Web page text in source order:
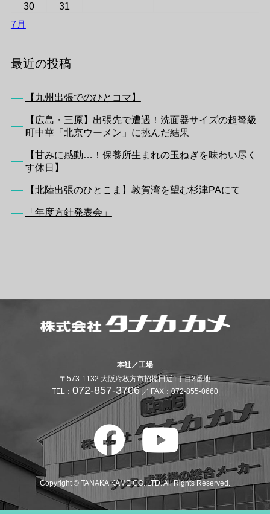
30
31
7月
最近の投稿
【九州出張でのひとコマ】
【広島・三原】出張先で遭遇！洗面器サイズの超弩級
町中華「北京ウーメン」に挑んだ結果
【甘みに感動…！保養所生まれの玉ねぎを味わい尽く
す休日】
【北陸出張のひとこま】敦賀湾を望む杉津PAにて
「年度方針発表会」
本社／工場
〒573-1132 大阪府枚方市招提田近1丁目3番地
TEL： 072-857-3706／ FAX：072-855-0660
Copyright © TANAKA KAME CO.,LTD. All Rights Reserved.